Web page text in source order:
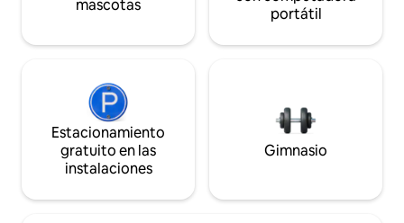
mascotas
portátil
Estacionamiento
gratuito en las
instalaciones
Gimnasio